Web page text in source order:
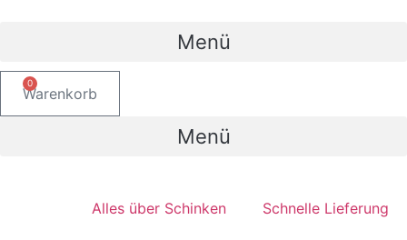
Menü
0
Warenkorb
Menü
Alles über Schinken​ Schnelle Lieferung